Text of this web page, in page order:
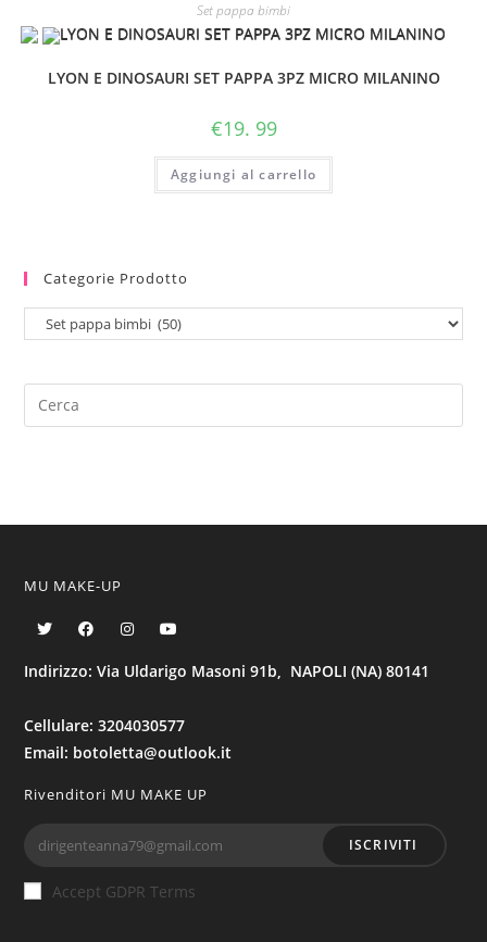
Set pappa bimbi
LYON E DINOSAURI SET PAPPA 3PZ MICRO MILANINO
€19. 99
Aggiungi al carrello
Categorie Prodotto
MU MAKE-UP
Indirizzo: Via Uldarigo Masoni 91b, NAPOLI (NA) 80141
Cellulare: 3204030577
Email: botoletta@outlook.it
Rivenditori MU MAKE UP
ISCRIVITI
Accept GDPR Terms